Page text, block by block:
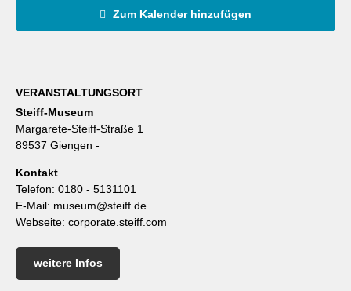
Zum Kalender hinzufügen
VERANSTALTUNGSORT
Steiff-Museum
Margarete-Steiff-Straße 1
89537 Giengen -
Kontakt
Telefon: 0180 - 5131101
E-Mail: museum@steiff.de
Webseite: corporate.steiff.com
weitere Infos